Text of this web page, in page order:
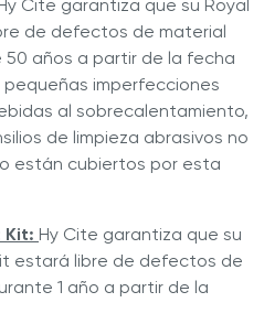
Cite garantiza que su Royal
de defectos de material
años a partir de la fecha
imperfecciones
al sobrecalentamiento,
de limpieza abrasivos no
están cubiertos por esta
Kit: Hy Cite garantiza que su
estará libre de defectos de
1 año a partir de la